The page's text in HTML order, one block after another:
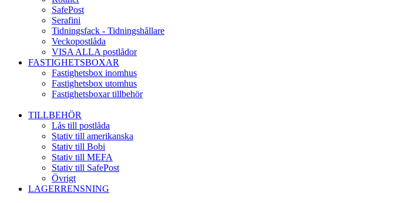
SafePost
Serafini
Tidningsfack - Tidningshållare
Veckopostlåda
VISA ALLA postlådor
FASTIGHETSBOXAR
Fastighetsbox inomhus
Fastighetsbox utomhus
Fastighetsboxar tillbehör
TILLBEHÖR
Lås till postlåda
Stativ till amerikanska
Stativ till Bobi
Stativ till MEFA
Stativ till SafePost
Övrigt
LAGERRENSNING